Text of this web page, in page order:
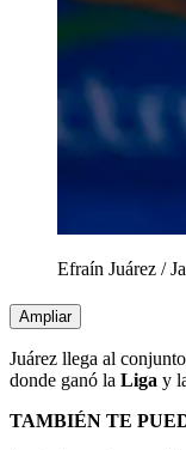
Efraín Juárez /
Ampliar
Juárez llega al
donde ganó la Liga y
TAMBIÉN TE